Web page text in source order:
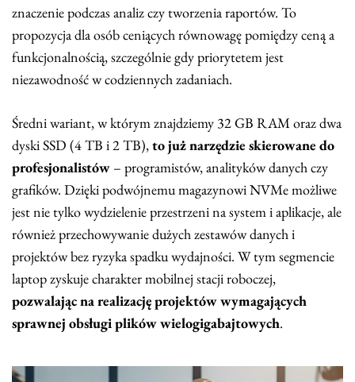
znaczenie podczas analiz czy tworzenia raportów. To
propozycja dla osób ceniących równowagę pomiędzy ceną a
funkcjonalnością, szczególnie gdy priorytetem jest
niezawodność w codziennych zadaniach.
Średni wariant, w którym znajdziemy 32 GB RAM oraz dwa
dyski SSD (4 TB i 2 TB),to już narzędzie skierowane do
profesjonalistów – programistów, analityków danych czy
grafików. Dzięki podwójnemu magazynowi NVMe możliwe
jest nie tylko wydzielenie przestrzeni na system i aplikacje, ale
również przechowywanie dużych zestawów danych i
projektów bez ryzyka spadku wydajności. W tym segmencie
laptop zyskuje charakter mobilnej stacji roboczej,
pozwalając na realizację projektów wymagających
sprawnej obsługi plików wielogigabajtowych.